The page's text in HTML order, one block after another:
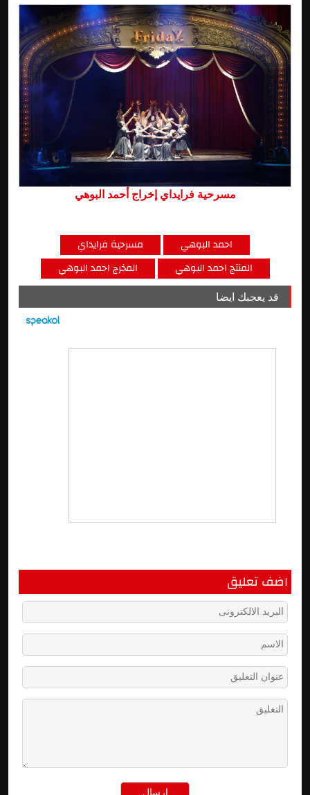
مسرحية فرايداي إخراج أحمد البوهي
مسرحية فرايداي
احمد البوهي
المخرج احمد البوهي
المنتج احمد البوهي
قد يعجبك ايضا
اضف تعليق